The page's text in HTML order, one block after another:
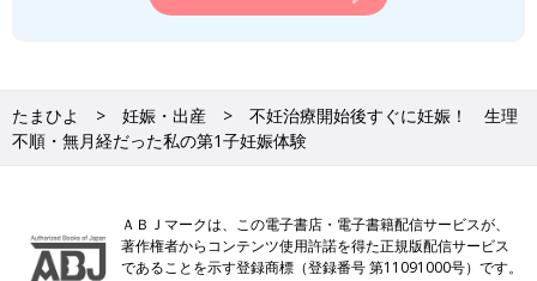
たまひよ 妊娠・出産
不妊治療開始後すぐに妊娠！ 生理
不順・無月経だった私の第1子妊娠体験
ＡＢＪマークは、この電子書店・電子書籍配信サービスが、
著作権者からコンテンツ使用許諾を得た正規版配信サービス
であることを示す登録商標（登録番号 第11091000号）です。